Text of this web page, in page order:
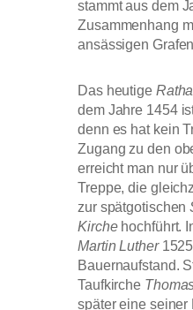
stammt aus dem
Zusammenhang
ansässigen
Das heutige
dem Jahre 1454
denn es hat kein
Zugang zu den
erreicht man nur
Treppe, die
zur spätgotischen
Kirchehochführt.
Martin Luther
Bauernaufstand.
Taufkirche
später eine seiner